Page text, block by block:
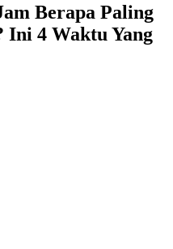
Berapa Paling
4 Waktu Yang